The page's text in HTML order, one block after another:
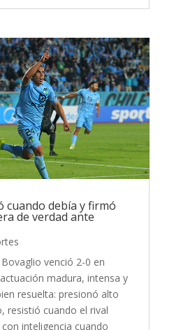
cuando debía y firmó
de verdad ante
venció 2-0 en
madura, intensa y
resuelta: presionó alto
resistió cuando el rival
inteligencia cuando